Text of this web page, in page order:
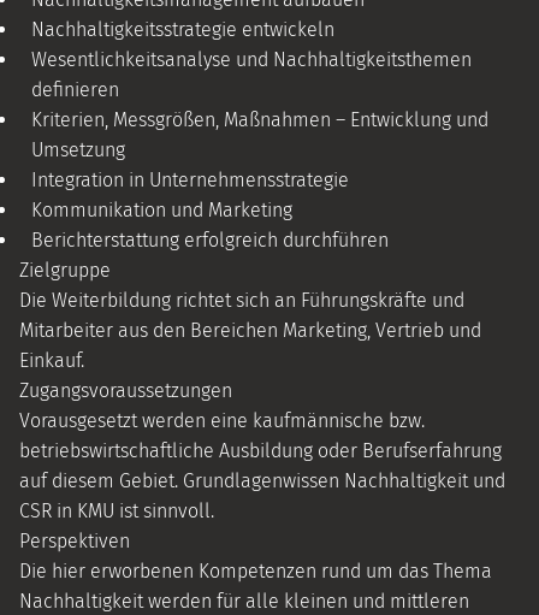
Nachhaltigkeitsstrategie entwickeln
Wesentlichkeitsanalyse und Nachhaltigkeitsthemen
definieren
Kriterien, Messgrößen, Maßnahmen – Entwicklung und
Umsetzung
Integration in Unternehmensstrategie
Kommunikation und Marketing
Berichterstattung erfolgreich durchführen
Zielgruppe
Die Weiterbildung richtet sich an Führungskräfte und
Mitarbeiter aus den Bereichen Marketing, Vertrieb und
Einkauf.
Zugangsvoraussetzungen
Vorausgesetzt werden eine kaufmännische bzw.
betriebswirtschaftliche Ausbildung oder Berufserfahrung
auf diesem Gebiet. Grundlagenwissen Nachhaltigkeit und
CSR in KMU ist sinnvoll.
Perspektiven
Die hier erworbenen Kompetenzen rund um das Thema
Nachhaltigkeit werden für alle kleinen und mittleren